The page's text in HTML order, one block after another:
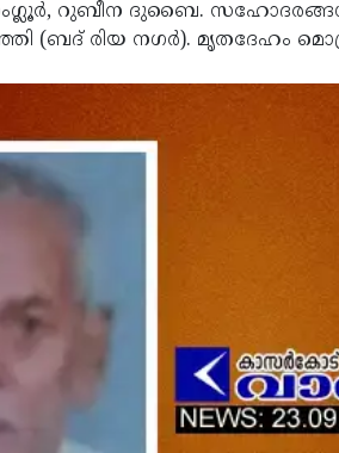
റുബീന ദുബൈ.
(ബദ് രിയ നഗര്‍). മൃതദേഹം